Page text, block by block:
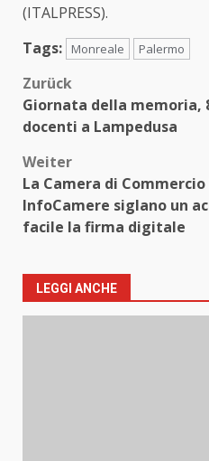
(ITALPRESS).
Tags:
Monreale Palermo
Zurück
Giornata della memoria,
docenti a Lampedusa
Weiter
La Camera di
InfoCamere siglano un
facile la firma digitale
LEGGI ANCHE